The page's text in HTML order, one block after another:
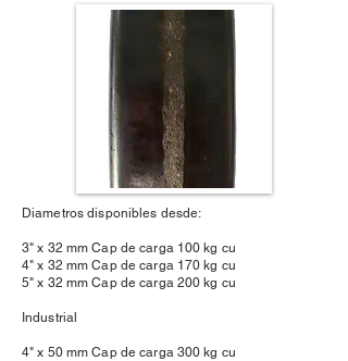
Diametros disponibles desde:
3" x 32 mm Cap de carga 100 kg cu
4" x 32 mm Cap de carga 170 kg cu
5" x 32 mm Cap de carga 200 kg cu
Industrial
4" x 50 mm Cap de carga 300 kg cu